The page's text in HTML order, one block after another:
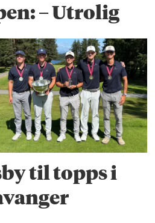
– Utrolig
til topps i